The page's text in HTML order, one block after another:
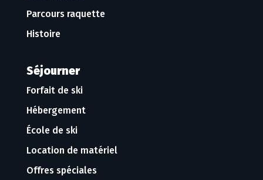
Parcours raquette
Histoire
Séjourner
Forfait de ski
Hébergement
École de ski
Location de matériel
Offres spéciales